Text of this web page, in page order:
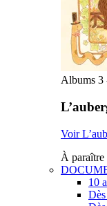
Albums 3
Voir
À paraître
10